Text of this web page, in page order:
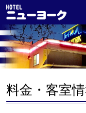
料金・客室